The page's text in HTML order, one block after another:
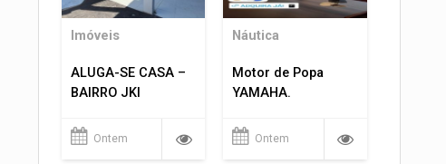
Imóveis
ALUGA-SE CASA –
BAIRRO JKI
Ontem
Náutica
Motor de Popa
YAMAHA.
Ontem